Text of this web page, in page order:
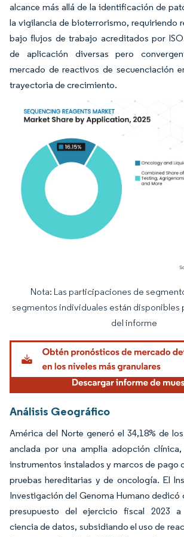
alcance más allá de la identificación de
la vigilancia de bioterrorismo, requiriendo
bajo flujos de trabajo acreditados por
de aplicación diversas pero
mercado de reactivos de secuenciación
trayectoria de crecimiento.
Imagen © Mordor Intelligence. El uso requiere
Nota: Las participaciones de
segmentos individuales están disponibles
del informe
Análisis Geográfico
América del Norte generó el 34,18% de
anclada por una amplia adopción
instrumentos instalados y marcos de pago
pruebas hereditarias y de oncología. El
Investigación del Genoma Humano dedicó
presupuesto del ejercicio fiscal 2023 a
ciencia de datos, subsidiando el uso de